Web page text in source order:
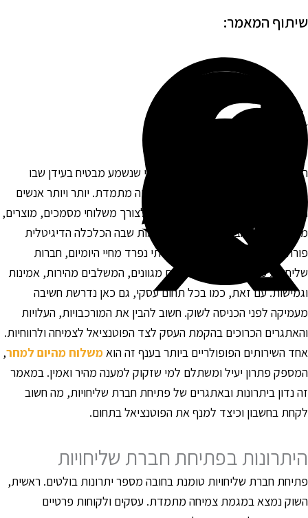
המאמר:
חברת שליחויות היא רעיון עסקי שנשמע מבטיח בעידן שבו
לשירותי משלוחים נמצא בעלייה מתמדת. יותר ויותר אנשים
פונים לשירותים אלה, בין אם לצורך משלוחי מסמכים, מוצרים,
או אפילו חבילות אישיות. במציאות שבה הכלכלה הדיגיטלית
והזמנות אונליין הן חלק בלתי נפרד מחיי היומיום, חברות
מספקות מענה לצרכים מגוונים, המשלבים מהירות, אמינות
עם זאת, כמו בכל תחום עסקי, גם כאן נדרשת חשיבה
לפני הכניסה לשוק. חשוב להבין את המורכבויות, העלויות
הכרוכים בהקמת העסק לצד הפוטנציאל לצמיחה ולרווחיות.
השירותים הפופולריים ביותר בענף זה הואמשלוח מהיום למחר,
פתרון יעיל ומשתלם למי שזקוק למענה מהיר ואמין. במאמר
נדון ביתרונות ובאתגרים של פתיחת חברת שליחויות, מה חשוב
בחשבון וכיצד למנף את הפוטנציאל בתחום.
בפתיחת חברת שליחויות
חברת שליחויות טומנת בחובה מספר יתרונות בולטים. ראשית,
נמצא במגמת צמיחה מתמדת. עסקים ולקוחות פרטיים